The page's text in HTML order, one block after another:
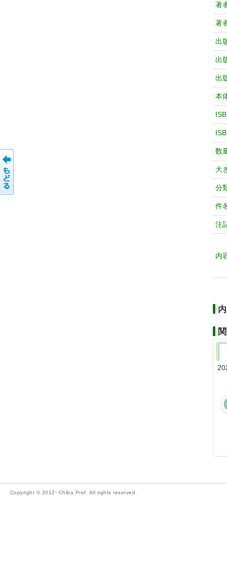
著
著
出
出
出
本
数
大
分
件
注
内
Copyright © 2012- Chiba Pref. All rights reserved.